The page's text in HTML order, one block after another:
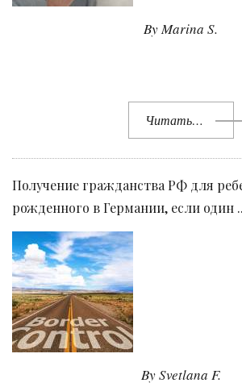
By Marina S.
Читать…
Получение гражданства РФ для
рожденного в Германии, если один
By Svetlana F.